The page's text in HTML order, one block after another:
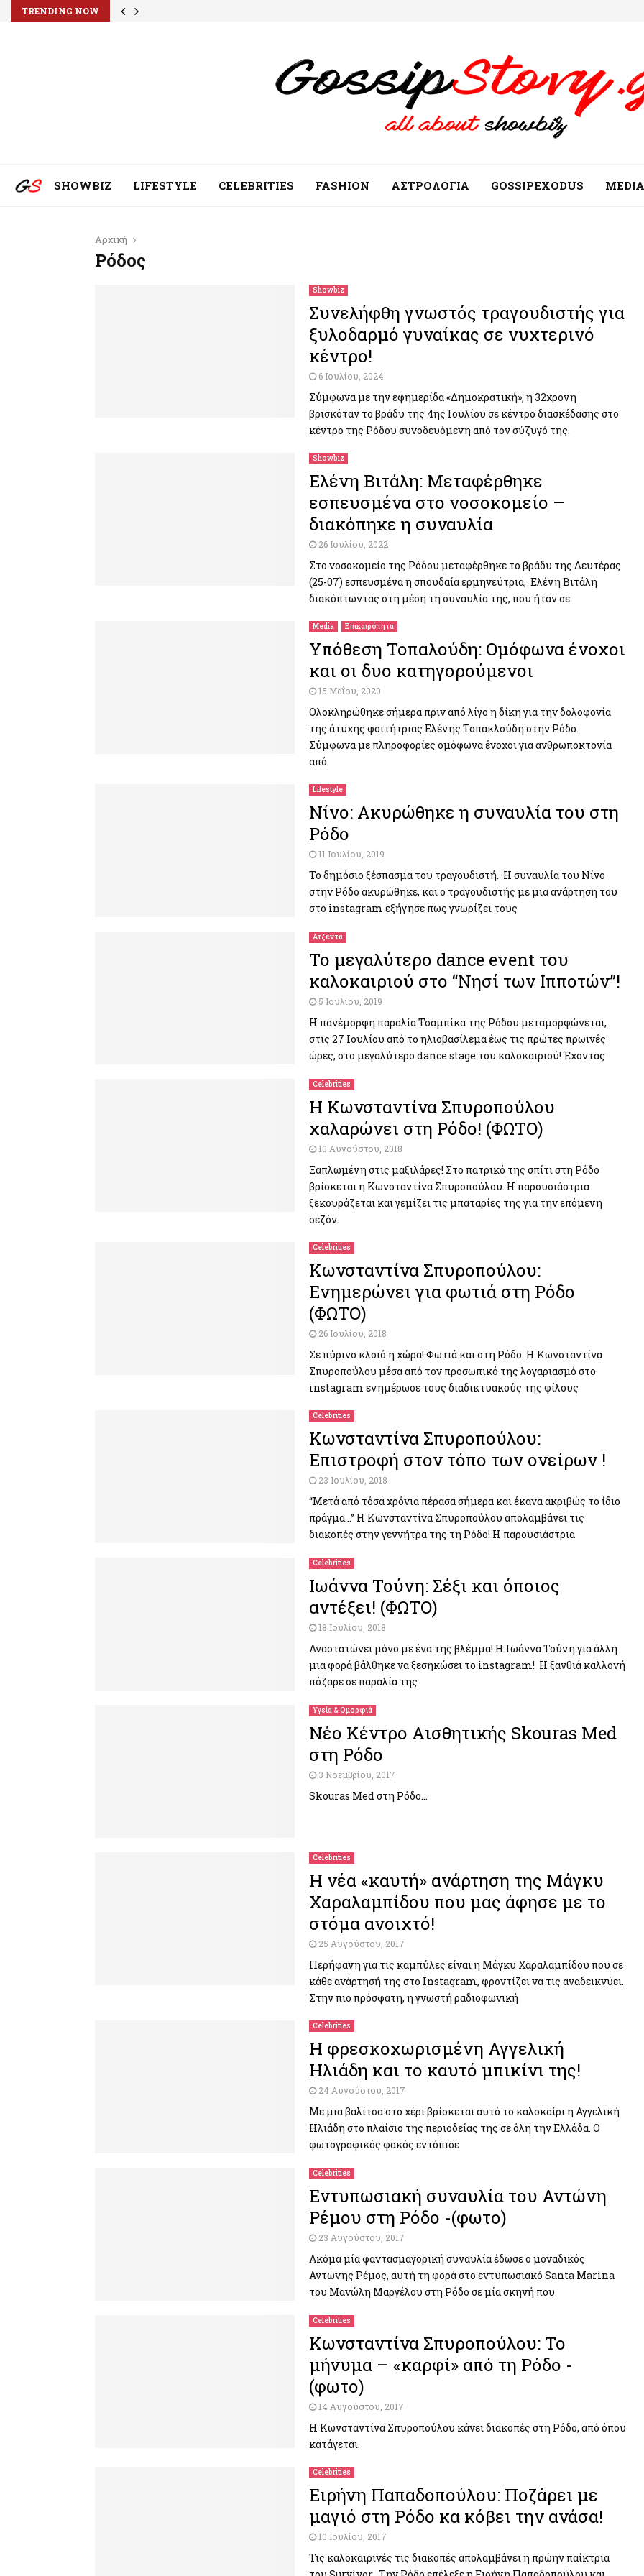
TRENDING NOW
SHOWBIZ LIFESTYLE CELEBRITIES FASHION ΑΣΤΡΟΛΟΓΙΑ GOSSIPEXODUS MEDIA
Αρχική
Ρόδος
Showbiz
Συνελήφθη γνωστός τραγουδιστής για
ξυλοδαρμό γυναίκας σε νυχτερινό
κέντρο!
6 Ιουλίου, 2024
Σύμφωνα με την εφημερίδα «Δημοκρατική», η 32χρονη
βρισκόταν το βράδυ της 4ης Ιουλίου σε κέντρο διασκέδασης στο
κέντρο της Ρόδου συνοδευόμενη από τον σύζυγό της.
Showbiz
Ελένη Βιτάλη: Μεταφέρθηκε
εσπευσμένα στο νοσοκομείο –
διακόπηκε η συναυλία
26 Ιουλίου, 2022
Στο νοσοκομείο της Ρόδου μεταφέρθηκε το βράδυ της Δευτέρας
(25-07) εσπευσμένα η σπουδαία ερμηνεύτρια, Ελένη Βιτάλη
διακόπτωντας στη μέση τη συναυλία της, που ήταν σε
Media Επικαιρότητα
Υπόθεση Τοπαλούδη: Ομόφωνα ένοχοι
και οι δυο κατηγορούμενοι
15 Μαΐου, 2020
Ολοκληρώθηκε σήμερα πριν από λίγο η δίκη για την δολοφονία
της άτυχης φοιτήτριας Ελένης Τοπακλούδη στην Ρόδο.
Σύμφωνα με πληροφορίες ομόφωνα ένοχοι για ανθρωποκτονία
από
Lifestyle
Νίνο: Ακυρώθηκε η συναυλία του στη
Ρόδο
11 Ιουλίου, 2019
Το δημόσιο ξέσπασμα του τραγουδιστή. Η συναυλία του Νίνο
στην Ρόδο ακυρώθηκε, και ο τραγουδιστής με μια ανάρτηση του
στο instagram εξήγησε πως γνωρίζει τους
Ατζέντα
Το μεγαλύτερο dance event του
καλοκαιριού στο “Νησί των Ιπποτών”!
5 Ιουλίου, 2019
Η πανέμορφη παραλία Τσαμπίκα της Ρόδου μεταμορφώνεται,
στις 27 Ιουλίου από το ηλιοβασίλεμα έως τις πρώτες πρωινές
ώρες, στο μεγαλύτερο dance stage του καλοκαιριού! Έχοντας
Celebrities
Η Κωνσταντίνα Σπυροπούλου
χαλαρώνει στη Ρόδο! (ΦΩΤΟ)
10 Αυγούστου, 2018
Ξαπλωμένη στις μαξιλάρες! Στο πατρικό της σπίτι στη Ρόδο
βρίσκεται η Κωνσταντίνα Σπυροπούλου. Η παρουσιάστρια
ξεκουράζεται και γεμίζει τις μπαταρίες της για την επόμενη
σεζόν.
Celebrities
Κωνσταντίνα Σπυροπούλου:
Ενημερώνει για φωτιά στη Ρόδο
(ΦΩΤΟ)
26 Ιουλίου, 2018
Σε πύρινο κλοιό η χώρα! Φωτιά και στη Ρόδο. Η Κωνσταντίνα
Σπυροπούλου μέσα από τον προσωπικό της λογαριασμό στο
instagram ενημέρωσε τους διαδικτυακούς της φίλους
Celebrities
Κωνσταντίνα Σπυροπούλου:
Επιστροφή στον τόπο των ονείρων !
23 Ιουλίου, 2018
“Μετά από τόσα χρόνια πέρασα σήμερα και έκανα ακριβώς το ίδιο
πράγμα…” Η Κωνσταντίνα Σπυροπούλου απολαμβάνει τις
διακοπές στην γεννήτρα της τη Ρόδο! Η παρουσιάστρια
Celebrities
Ιωάννα Τούνη: Σέξι και όποιος
αντέξει! (ΦΩΤΟ)
18 Ιουλίου, 2018
Αναστατώνει μόνο με ένα της βλέμμα! Η Ιωάννα Τούνη για άλλη
μια φορά βάλθηκε να ξεσηκώσει το instagram! Η ξανθιά καλλονή
πόζαρε σε παραλία της
Υγεία & Ομορφιά
Νέο Κέντρο Αισθητικής Skouras Med
στη Ρόδο
3 Νοεμβρίου, 2017
Skouras Med στη Ρόδο…
Celebrities
Η νέα «καυτή» ανάρτηση της Μάγκυ
Χαραλαμπίδου που μας άφησε με το
στόμα ανοιχτό!
25 Αυγούστου, 2017
Περήφανη για τις καμπύλες είναι η Μάγκυ Χαραλαμπίδου που σε
κάθε ανάρτησή της στο Instagram, φροντίζει να τις αναδεικνύει.
Στην πιο πρόσφατη, η γνωστή ραδιοφωνική
Celebrities
Η φρεσκοχωρισμένη Αγγελική
Ηλιάδη και το καυτό μπικίνι της!
24 Αυγούστου, 2017
Με μια βαλίτσα στο χέρι βρίσκεται αυτό το καλοκαίρι η Αγγελική
Ηλιάδη στο πλαίσιο της περιοδείας της σε όλη την Ελλάδα. Ο
φωτογραφικός φακός εντόπισε
Celebrities
Εντυπωσιακή συναυλία του Αντώνη
Ρέμου στη Ρόδο -(φωτο)
23 Αυγούστου, 2017
Ακόμα μία φαντασμαγορική συναυλία έδωσε ο μοναδικός
Αντώνης Ρέμος, αυτή τη φορά στο εντυπωσιακό Santa Marina
του Μανώλη Μαργέλου στη Ρόδο σε μία σκηνή που
Celebrities
Κωνσταντίνα Σπυροπούλου: Το
μήνυμα – «καρφί» από τη Ρόδο -
(φωτο)
14 Αυγούστου, 2017
Η Κωνσταντίνα Σπυροπούλου κάνει διακοπές στη Ρόδο, από όπου
κατάγεται.
Celebrities
Ειρήνη Παπαδοπούλου: Ποζάρει με
μαγιό στη Ρόδο κα κόβει την ανάσα!
10 Ιουλίου, 2017
Τις καλοκαιρινές τις διακοπές απολαμβάνει η πρώην παίκτρια